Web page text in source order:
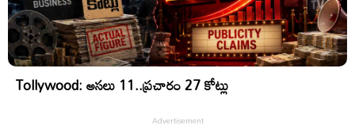
Tollywood: అసలు 11..ప్రచారం 27 కోట్లు